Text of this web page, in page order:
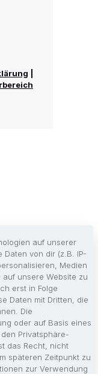
auf unserer
von dir (z.B. IP-
Medien
unsere Website zu
erst in Folge
Daten mit Dritten, die
Die
oder auf Basis eines
Privatsphäre-
das Recht, nicht
späteren Zeitpunkt zu
zur Verwendung